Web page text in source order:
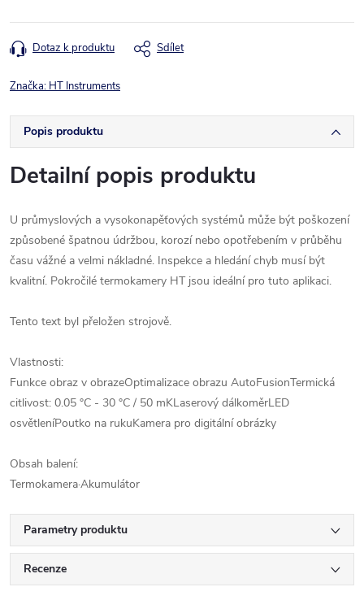
Dotaz k produktu Sdílet
Značka: HT Instruments
Popis produktu
Detailní popis produktu
U průmyslových a vysokonapěťových systémů může být poškození
způsobené špatnou údržbou, korozí nebo opotřebením v průběhu
času vážné a velmi nákladné. Inspekce a hledání chyb musí být
kvalitní. Pokročilé termokamery HT jsou ideální pro tuto aplikaci.
Tento text byl přeložen strojově.
Vlastnosti:
Funkce obraz v obrazeOptimalizace obrazu AutoFusionTermická
citlivost: 0.05 °C - 30 °C / 50 mKLaserový dálkoměrLED
osvětleníPoutko na rukuKamera pro digitální obrázky
Obsah balení:
Termokamera·Akumulátor
Parametry produktu
Recenze